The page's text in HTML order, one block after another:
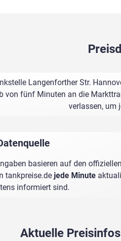
Langenforther Str.
von fünf Minuten an die
verlassen, um
basieren auf den
tankpreise.de jede Minute
informiert sind.
Aktuelle